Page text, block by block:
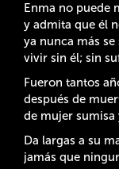
Enma no puede
y admita que él
ya nunca más
vivir sin él; sin
Fueron tantos
después de
de mujer sumisa
Da largas a su
jamás que